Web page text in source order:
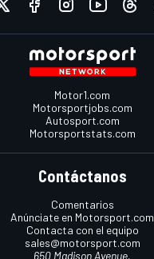
Motor1.com
Motorsportjobs.com
Autosport.com
Motorsportstats.com
Contáctanos
Comentarios
Anúnciate en Motorsport.com
Contacta con el equipo
sales@motorsport.com
650 Madison Avenue,